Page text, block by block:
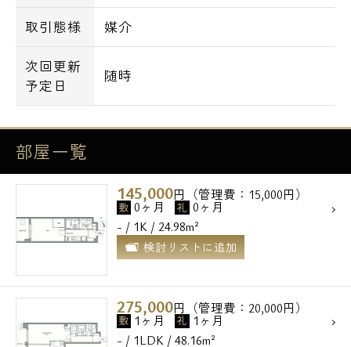
取引態様 媒介
次回更新
予定日
随時
部屋一覧
145,000円（管理費：15,000円）
敷 0ヶ月 礼 0ヶ月
- / 1K / 24.98m²
検討リストに追加
275,000円（管理費：20,000円）
敷 1ヶ月 礼 1ヶ月
- / 1LDK / 48.16m²
電話でお問い合わせ
0120-500-529
営業時間 10：00～18：00
メールでお問い合わせ
お問い合わせ